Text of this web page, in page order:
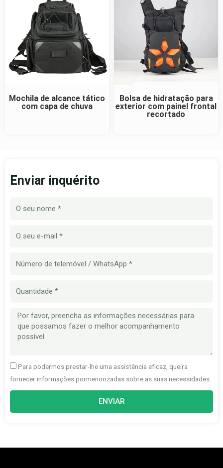
Mochila de alcance tático
com capa de chuva
Bolsa de hidratação para
exterior com painel frontal
recortado
Enviar inquérito
Mensagem
Para podermos prestar-lhe uma assistência eficaz, queira
fornecer informações pormenorizadas sobre as suas necessidades.
ENVIAR